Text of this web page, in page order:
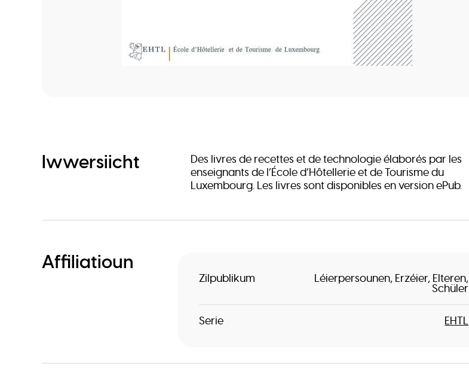
Iwwersiicht
Des livres de recettes et de technologie élaborés par les
enseignants de l’École d’Hôtellerie et de Tourisme du
Luxembourg. Les livres sont disponibles en version ePub.
Affiliatioun
Zilpublikum Léierpersounen Erzéier Elteren
Schüler
Serie EHTL